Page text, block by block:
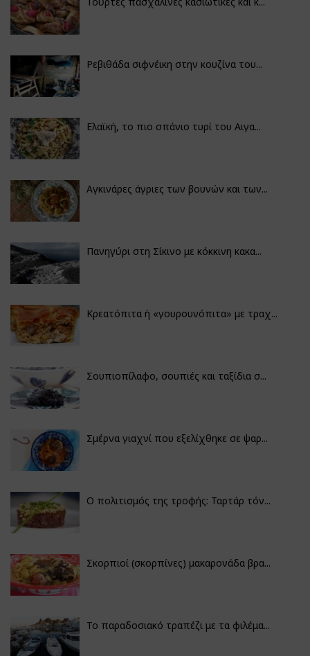
Ρεβιθάδα σιφνέικη στην κουζίνα του...
Ελαϊκή, το πιο σπάνιο τυρί του Αιγα...
Αγκινάρες άγριες των βουνών και των...
Πανηγύρι στη Σίκινο με κόκκινη κακα...
Κρεατόπιτα ή «γουρουνόπιτα» με τραχ...
Σουπιοπίλαφο, σουπιές και ταξίδια σ...
Σμέρνα γιαχνί που εξελίχθηκε σε ψαρ...
Ο πολιτισμός της τροφής: Ταρτάρ τόν...
Σκορπιοί (σκορπίνες) μακαρονάδα βρα...
Το παραδοσιακό τραπέζι με τα φιλέμα...